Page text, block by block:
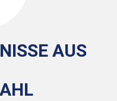
AUS